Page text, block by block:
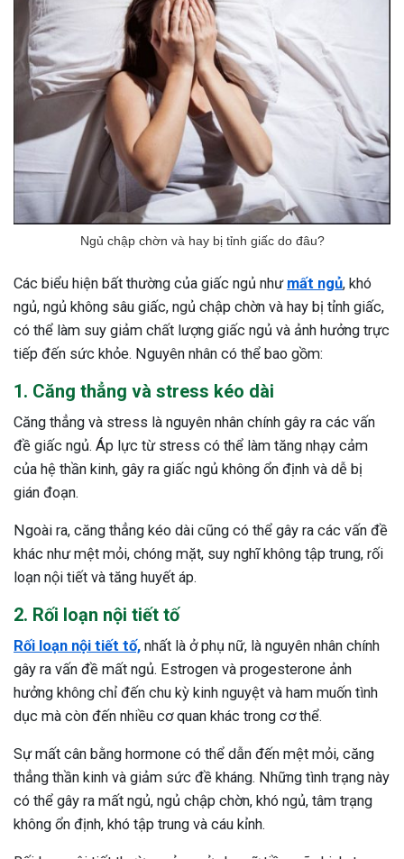
Sau Sinh Có Tự Khỏi
Thông Tin Cần Biết
sau sinh là tình trạng viêm da
phổ biến, khiến đôi bàn tay,
Ngủ chập chờn và hay bị tỉnh giấc do đâu?
Các biểu hiện bất thường của giấc ngủ như mất ngủ, khó
ngủ, ngủ không sâu giấc, ngủ chập chờn và hay bị tỉnh giấc,
có thể làm suy giảm chất lượng giấc ngủ và ảnh hưởng trực
tiếp đến sức khỏe. Nguyên nhân có thể bao gồm:
1. Căng thẳng và stress kéo dài
Căng thẳng và stress là nguyên nhân chính gây ra các vấn
đề giấc ngủ. Áp lực từ stress có thể làm tăng nhạy cảm
của hệ thần kinh, gây ra giấc ngủ không ổn định và dễ bị
gián đoạn.
Ngoài ra, căng thẳng kéo dài cũng có thể gây ra các vấn đề
khác như mệt mỏi, chóng mặt, suy nghĩ không tập trung, rối
loạn nội tiết và tăng huyết áp.
2. Rối loạn nội tiết tố
Rối loạn nội tiết tố, nhất là ở phụ nữ, là nguyên nhân chính
gây ra vấn đề mất ngủ. Estrogen và progesterone ảnh
hưởng không chỉ đến chu kỳ kinh nguyệt và ham muốn tình
dục mà còn đến nhiều cơ quan khác trong cơ thể.
Sự mất cân bằng hormone có thể dẫn đến mệt mỏi, căng
thẳng thần kinh và giảm sức đề kháng. Những tình trạng này
có thể gây ra mất ngủ, ngủ chập chờn, khó ngủ, tâm trạng
không ổn định, khó tập trung và cáu kỉnh.